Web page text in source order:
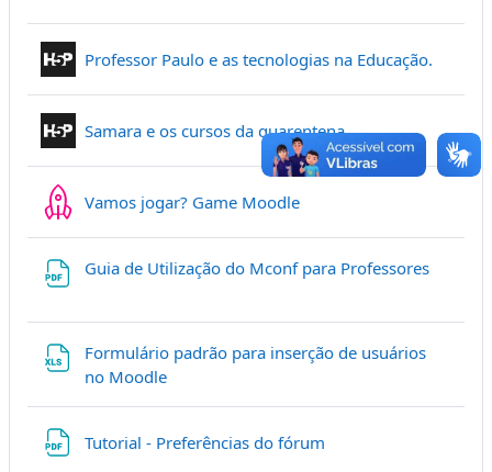
Professor Paulo e as tecnologias na Educação.
Samara e os cursos da quarentena.Conteúdo
Vamos jogar? Game MoodleQuizventure
Guia de Utilização do Mconf para ProfessoresArquivo
Formulário padrão para inserção de usuários
no Moodle
Tutorial - Preferências do fórum